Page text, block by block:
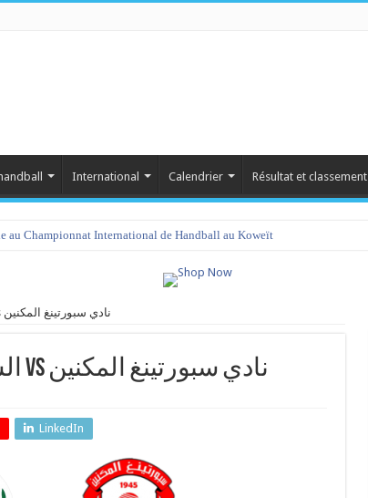
International Calendrier Résultat et classement
au Championnat International de Handball au Koweït
الشبيبة الرياضية بالشيحية vs نادي سبورتينغ المكنين
الشبيبة الرياضية بالشيحية vs نادي سبورتينغ المكنين
LinkedIn